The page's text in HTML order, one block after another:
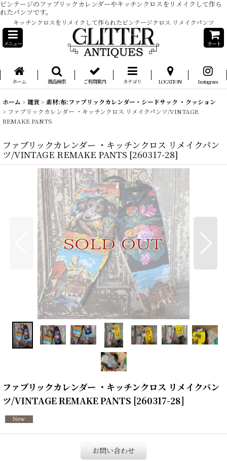
ビンテージのファブリックカレンダーやキッチンクロスをリメイクして作ら
れたパンツです。
キッチンクロスをリメイクして作られたビンテージクロス リメイクパンツ
メニュー カート
ホーム 商品検索 ご利用案内 カテゴリ LOCATION Instagram
ホーム > 雑貨> 素材:布:ファブリックカレンダー・シードサック ・クッション
> ファブリックカレンダー ・キッチンクロス リメイクパンツ/VINTAGE
REMAKE PANTS
ファブリックカレンダー ・キッチンクロス リメイクパン
ツ/VINTAGE REMAKE PANTS [260317-28]
ファブリックカレンダー ・キッチンクロス リメイクパン
ツ/VINTAGE REMAKE PANTS [260317-28]
お問い合わせ